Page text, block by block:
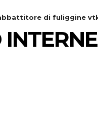
di fuliggine